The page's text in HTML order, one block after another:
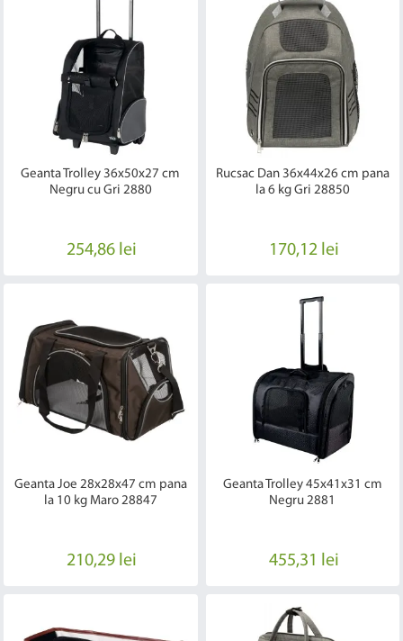
Geanta Trolley 36x50x27 cm
Negru cu Gri 2880
254,86 lei
Rucsac Dan 36x44x26 cm pana
la 6 kg Gri 28850
170,12 lei
Geanta Joe 28x28x47 cm pana
la 10 kg Maro 28847
210,29 lei
Geanta Trolley 45x41x31 cm
Negru 2881
455,31 lei